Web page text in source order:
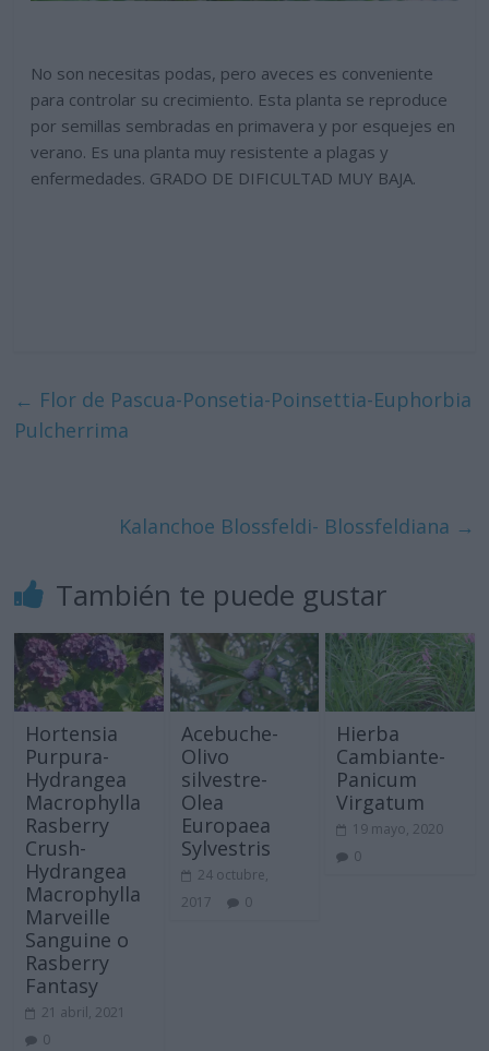
No son necesitas podas, pero aveces es conveniente
para controlar su crecimiento. Esta planta se reproduce
por semillas sembradas en primavera y por esquejes en
verano. Es una planta muy resistente a plagas y
enfermedades. GRADO DE DIFICULTAD MUY BAJA.
← Flor de Pascua-Ponsetia-Poinsettia-Euphorbia
Pulcherrima
Kalanchoe Blossfeldi- Blossfeldiana →
También te puede gustar
Hortensia
Purpura-
Hydrangea
Macrophylla
Rasberry
Crush-
Hydrangea
Macrophylla
Marveille
Sanguine o
Rasberry
Fantasy
21 abril, 2021
0
Acebuche-
Olivo
silvestre-
Olea
Europaea
Sylvestris
24 octubre,
2017
0
Hierba
Cambiante-
Panicum
Virgatum
19 mayo, 2020
0